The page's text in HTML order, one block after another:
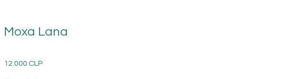
Moxa Lana
12.000 CLP